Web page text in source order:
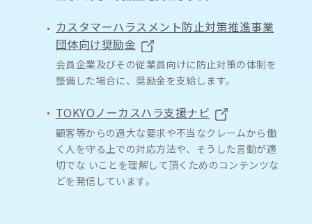
F A Q
都庁総合トップページ
カスタマーハラスメント防止対策推進事業
団体向け奨励金
会員企業及びその従業員向けに防止対策の体制を
整備した場合に、奨励金を支給します。
TOKYOノーカスハラ支援ナビ
顧客等からの過大な要求や不当なクレームから働
く人を守る上での対応方法や、そうした言動が適
切でな いことを理解して頂くためのコンテンツな
どを発信しています。